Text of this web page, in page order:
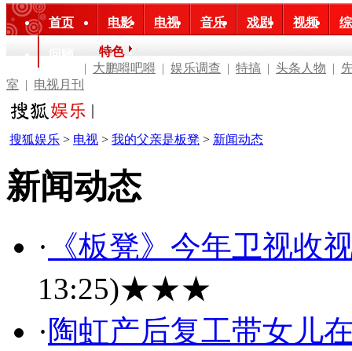
首页 电影 电视 音乐 戏剧 视频
特色
| 大鹏嘚吧嘚 | 娱乐调查 | 特搞 | 头条人物 |
室 | 电视月刊
搜狐娱乐 > 电视 > 我的父亲是板凳 > 新闻动态
新闻动态
· 《板凳》今年卫视收
13:25)★★★
· 陶虹产后复工带女儿